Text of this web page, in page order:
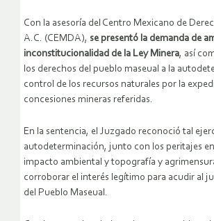
Con la asesoría del Centro Mexicano de
A.C. (CEMDA), se presentó la demanda de
inconstitucionalidad de la Ley Minera, así
los derechos del pueblo maseual a la
control de los recursos naturales por la
concesiones mineras referidas.
En la sentencia, el Juzgado reconoció tal
autodeterminación, junto con los peritajes
impacto ambiental y topografía y
corroborar el interés legítimo para acudir al
del Pueblo Maseual.